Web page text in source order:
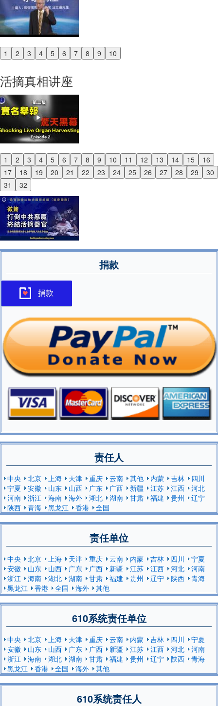
1 2 3 4 5 6 7 8 9 10
Previous
活摘真相讲座
1 2 3 4 5 6 7 8 9 10 11 12 13 14 15
16
17
18 19 20 21 22 23 24 25 26 27 28 29
30
31
32
Previous
Next
捐款
捐款
责任人
中央 北京 上海 天津 重庆 云南 其他 内蒙 吉林
四川
宁夏
安徽 山东 山西 广东 广西 新疆 江苏 江西
河北
河南
浙江 海南 海外 湖北 湖南 甘肃 福建 贵州
辽宁
陕西
青海 黑龙江 香港 全国
责任单位
中央 北京 上海 天津 重庆 云南 内蒙 吉林 四川
宁夏
安徽
山东 山西 广东 广西 新疆 江苏 江西 河北
河南
浙江
海南 湖北 湖南 甘肃 福建 贵州 辽宁 陕西
青海
黑龙江
香港 全国 海外 其他
610系统责任单位
中央 北京 上海 天津 重庆 云南 内蒙 吉林 四川
宁夏
安徽
山东 山西 广东 广西 新疆 江苏 江西 河北
河南
浙江
海南 湖北 湖南 甘肃 福建 贵州 辽宁 陕西
青海
黑龙江
香港 全国 海外 其他
610系统责任人